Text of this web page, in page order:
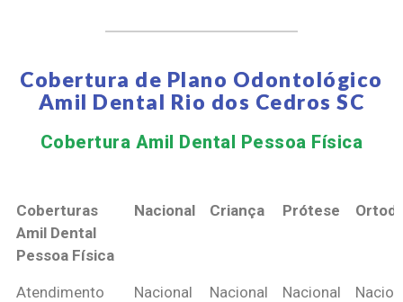
Cobertura de Plano Odontológico
Amil Dental Rio dos Cedros SC
Cobertura Amil Dental Pessoa Física​
Coberturas
Amil Dental
Pessoa Física
Nacional Criança Prótese
Coberturas
Nacional Criança Prótese
Atendimento Nacional Nacional Nacional